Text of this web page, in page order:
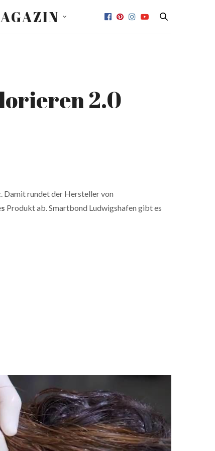
2.0
. Damit rundet der Hersteller von
Produkt ab. Smartbond Ludwigshafen gibt es